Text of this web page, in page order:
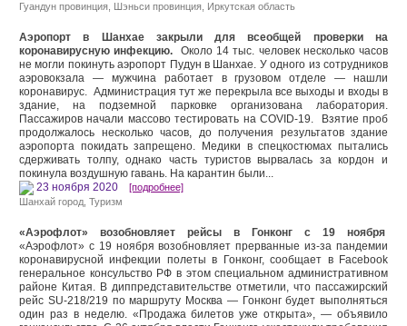
Гуандун провинция Шэньси провинция Иркутская область
Аэропорт в Шанхае закрыли для всеобщей проверки на
коронавирусную инфекцию. Около 14 тыс. человек несколько часов
не могли покинуть аэропорт Пудун в Шанхае. У одного из сотрудников
аэровокзала — мужчина работает в грузовом отделе — нашли
коронавирус. Администрация тут же перекрыла все выходы и входы в
здание, на подземной парковке организована лаборатория.
Пассажиров начали массово тестировать на COVID-19. Взятие проб
продолжалось несколько часов, до получения результатов здание
аэропорта покидать запрещено. Медики в спецкостюмах пытались
сдерживать толпу, однако часть туристов вырвалась за кордон и
покинула воздушную гавань. На карантин были...
23 ноября 2020 [подробнее]
Шанхай город Туризм
«Аэрофлот» возобновляет рейсы в Гонконг с 19 ноября
«Аэрофлот» с 19 ноября возобновляет прерванные из-за пандемии
коронавирусной инфекции полеты в Гонконг, сообщает в Facebook
генеральное консульство РФ в этом специальном административном
районе Китая. В диппредставительстве отметили, что пассажирский
рейс SU-218/219 по маршруту Москва — Гонконг будет выполняться
один раз в неделю. «Продажа билетов уже открыта», — объявило